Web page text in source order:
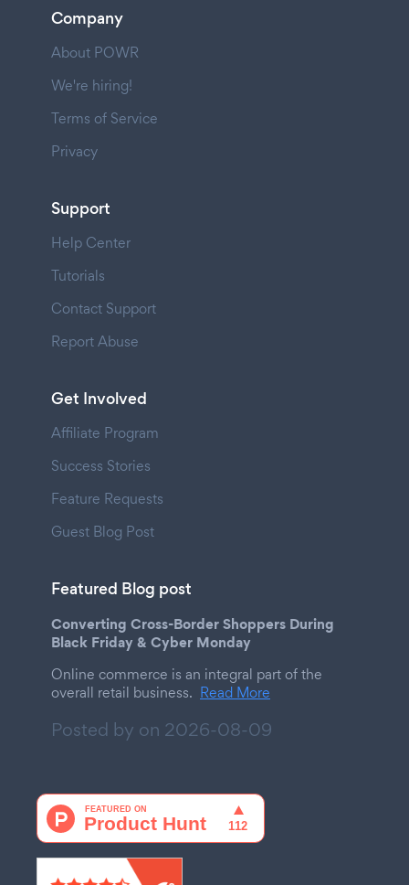
Company
About POWR
We're hiring!
Terms of Service
Privacy
Support
Help Center
Tutorials
Contact Support
Report Abuse
Get Involved
Affiliate Program
Success Stories
Feature Requests
Guest Blog Post
Featured Blog post
Converting Cross-Border Shoppers During
Black Friday & Cyber Monday
Online commerce is an integral part of the
overall retail business. Read More
Posted by on 2026-08-09